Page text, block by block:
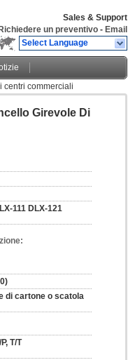
Sales & Support
Richiedere un preventivo - Email
Select Language
centri commerciali
Girevole Di
111 DLX-121
di cartone o scatola
T/T